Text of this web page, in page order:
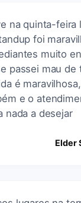
na quinta-feira
foi
muito
passei mau de
é
e o
nada a desejar
Elder